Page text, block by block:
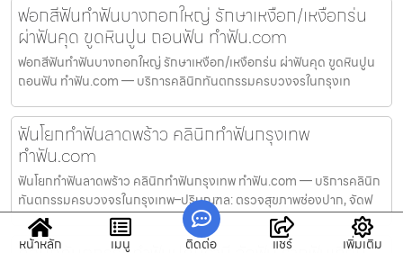
ฟอกสีฟันทำฟันบางกอกใหญ่ รักษาเหงือก/เหงือกร่น
ผ่าฟันคุด ขูดหินปูน ถอนฟัน ทำฟัน.com
ฟอกสีฟันทำฟันบางกอกใหญ่ รักษาเหงือก/เหงือกร่น ผ่าฟันคุด ขูดหินปูน
ถอนฟัน ทำฟัน.com — บริการคลินิกทันตกรรมครบวงจรในกรุงเท
ฟันโยกทำฟันลาดพร้าว คลินิกทำฟันกรุงเทพ
ทำฟัน.com
ฟันโยกทำฟันลาดพร้าว คลินิกทำฟันกรุงเทพ ทำฟัน.com — บริการคลินิก
ทันตกรรมครบวงจรในกรุงเทพ–ปริมณฑล: ตรวจสุขภาพช่องปาก, จัดฟ
หน้าหลัก เมนู ติดต่อ แชร์ เพิ่มเติม